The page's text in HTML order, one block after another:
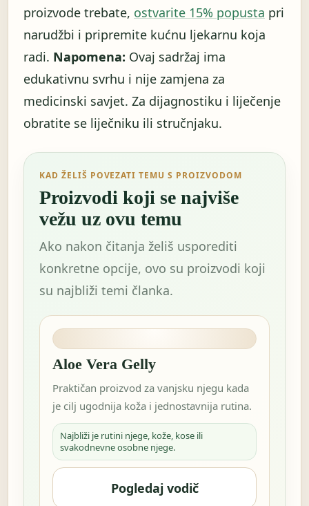
proizvode trebate, ostvarite 15% popusta pri
narudžbi i pripremite kućnu ljekarnu koja
radi. Napomena: Ovaj sadržaj ima
edukativnu svrhu i nije zamjena za
medicinski savjet. Za dijagnostiku i liječenje
obratite se liječniku ili stručnjaku.
KAD ŽELIŠ POVEZATI TEMU S PROIZVODOM
Proizvodi koji se najviše
vežu uz ovu temu
Ako nakon čitanja želiš usporediti
konkretne opcije, ovo su proizvodi koji
su najbliži temi članka.
Aloe Vera Gelly
Praktičan proizvod za vanjsku njegu kada
je cilj ugodnija koža i jednostavnija rutina.
Najbliži je rutini njege, kože, kose ili
svakodnevne osobne njege.
Pogledaj vodič